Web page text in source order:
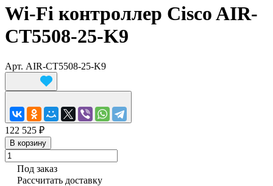
Wi-Fi контроллер Cisco AIR-
CT5508-25-K9
Арт. AIR-CT5508-25-K9
122 525 ₽
В корзину
Под заказ
Рассчитать доставку